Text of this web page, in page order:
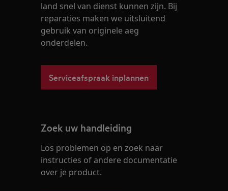
land snel van dienst kunnen zijn. Bij
reparaties maken we uitsluitend
gebruik van originele aeg
onderdelen.
Serviceafspraak inplannen
Zoek uw handleiding
Los problemen op en zoek naar
instructies of andere documentatie
over je product.